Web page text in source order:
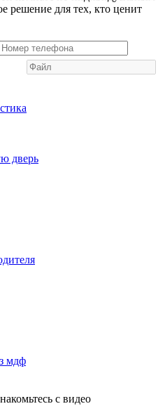
решение для тех, кто ценит
дверь
мдф
с видео